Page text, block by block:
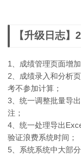
【升级日志
1、成绩管理页面增
2、成绩录入和分析
考不参加计算；
3、统一调整批量导
注；
4、统一处理导出
验证浪费系统时间；
5、系统系统中大部